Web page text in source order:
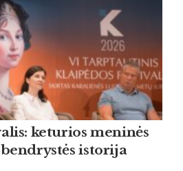
keturios meninės
istorija